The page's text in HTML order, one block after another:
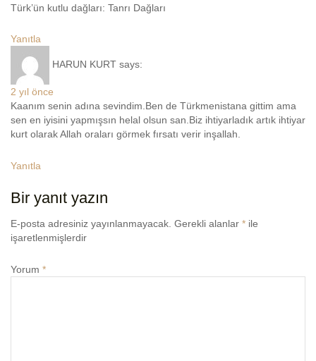
Türk’ün kutlu dağları: Tanrı Dağları
Yanıtla
HARUN KURT says:
2 yıl önce
Kaanım senin adına sevindim.Ben de Türkmenistana gittim ama
sen en iyisini yapmışsın helal olsun san.Biz ihtiyarladık artık ihtiyar
kurt olarak Allah oraları görmek fırsatı verir inşallah.
Yanıtla
Bir yanıt yazın
E-posta adresiniz yayınlanmayacak. Gerekli alanlar * ile
işaretlenmişlerdir
Yorum *